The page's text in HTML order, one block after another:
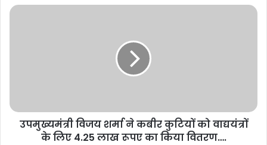
उपमुख्यमंत्री विजय शर्मा ने कबीर कुटियों को वाद्ययंत्रों
के लिए 4.25 लाख रूपए का किया वितरण….